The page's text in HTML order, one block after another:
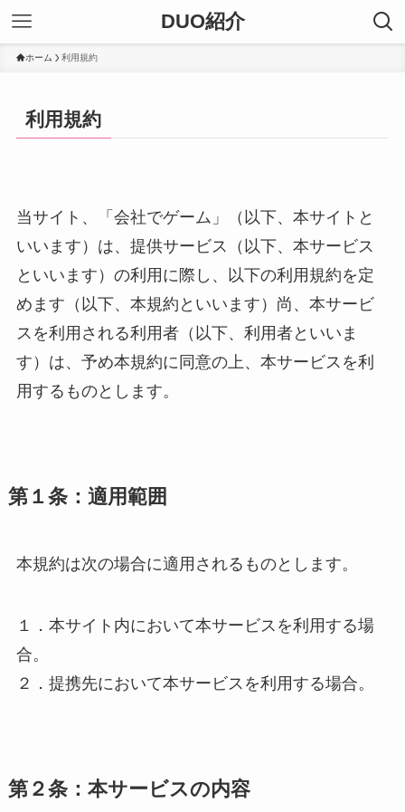
DUO紹介
ホーム 利用規約
利用規約
当サイト、「会社でゲーム」（以下、本サイトと
いいます）は、提供サービス（以下、本サービス
といいます）の利用に際し、以下の利用規約を定
めます（以下、本規約といいます）尚、本サービ
スを利用される利用者（以下、利用者といいま
す）は、予め本規約に同意の上、本サービスを利
用するものとします。
第１条：適用範囲
本規約は次の場合に適用されるものとします。
１．本サイト内において本サービスを利用する場
合。
２．提携先において本サービスを利用する場合。
第２条：本サービスの内容